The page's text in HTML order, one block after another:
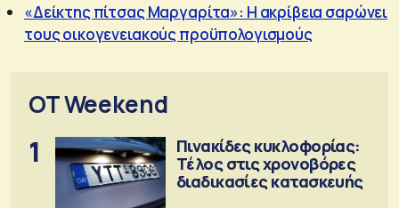
«Δείκτης πίτσας Μαργαρίτα»: Η ακρίβεια σαρώνει
τους οικογενειακούς προϋπολογισμούς
OT Weekend
1
Πινακίδες κυκλοφορίας:
Τέλος στις χρονοβόρες
διαδικασίες κατασκευής